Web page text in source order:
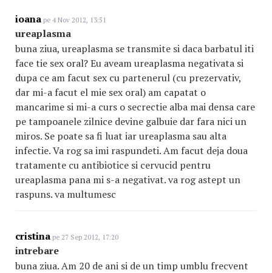
ioana pe 4 Nov 2012, 13:51
ureaplasma
buna ziua, ureaplasma se transmite si daca barbatul iti
face tie sex oral? Eu aveam ureaplasma negativata si
dupa ce am facut sex cu partenerul (cu prezervativ,
dar mi-a facut el mie sex oral) am capatat o
mancarime si mi-a curs o secrectie alba mai densa care
pe tampoanele zilnice devine galbuie dar fara nici un
miros. Se poate sa fi luat iar ureaplasma sau alta
infectie. Va rog sa imi raspundeti. Am facut deja doua
tratamente cu antibiotice si cervucid pentru
ureaplasma pana mi s-a negativat. va rog astept un
raspuns. va multumesc
cristina pe 27 Sep 2012, 17:20
intrebare
buna ziua. Am 20 de ani si de un timp umblu frecvent